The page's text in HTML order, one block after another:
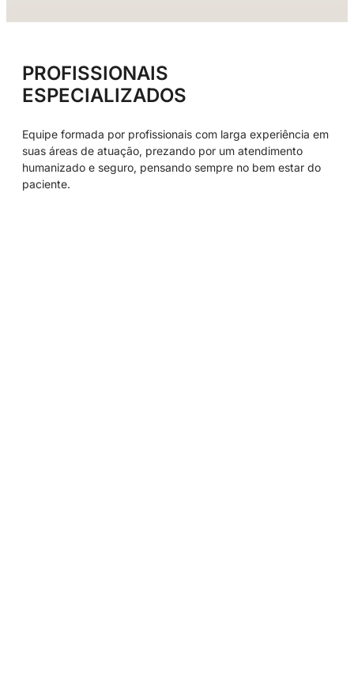
PROFISSIONAIS
ESPECIALIZADOS
Equipe formada por profissionais com larga experiência em
suas áreas de atuação, prezando por um atendimento
humanizado e seguro, pensando sempre no bem estar do
paciente.